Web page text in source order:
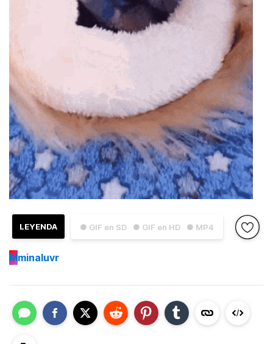
● GIF en SD ● GIF en HD ● MP4
LEYENDA
Mminaluvr